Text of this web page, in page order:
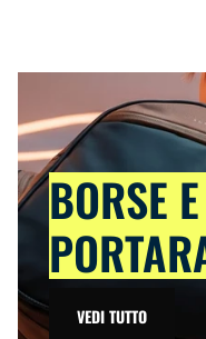
BORSE E
VEDI TUTTO